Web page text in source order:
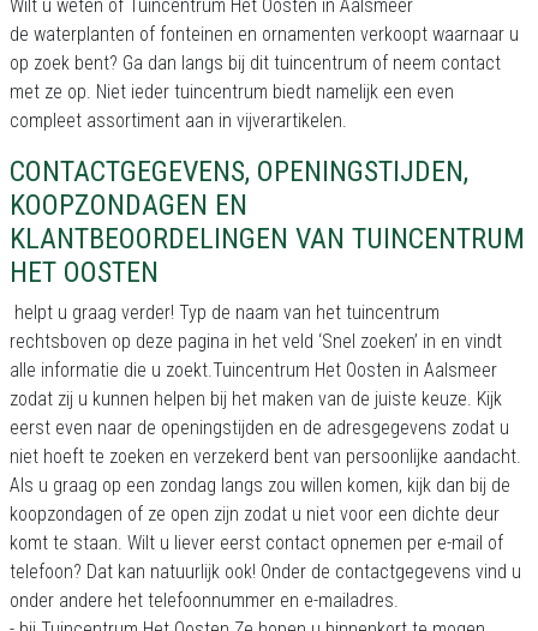
Wilt u weten of Tuincentrum Het Oosten in Aalsmeer
de waterplanten of fonteinen en ornamenten verkoopt waarnaar u
op zoek bent? Ga dan langs bij dit tuincentrum of neem contact
met ze op. Niet ieder tuincentrum biedt namelijk een even
compleet assortiment aan in vijverartikelen.
CONTACTGEGEVENS, OPENINGSTIJDEN,
KOOPZONDAGEN EN
KLANTBEOORDELINGEN VAN TUINCENTRUM
HET OOSTEN
helpt u graag verder! Typ de naam van het tuincentrum
rechtsboven op deze pagina in het veld ‘Snel zoeken’ in en vindt
alle informatie die u zoekt.Tuincentrum Het Oosten in Aalsmeer
zodat zij u kunnen helpen bij het maken van de juiste keuze. Kijk
eerst even naar de openingstijden en de adresgegevens zodat u
niet hoeft te zoeken en verzekerd bent van persoonlijke aandacht.
Als u graag op een zondag langs zou willen komen, kijk dan bij de
koopzondagen of ze open zijn zodat u niet voor een dichte deur
komt te staan. Wilt u liever eerst contact opnemen per e-mail of
telefoon? Dat kan natuurlijk ook! Onder de contactgegevens vind u
onder andere het telefoonnummer en e-mailadres.